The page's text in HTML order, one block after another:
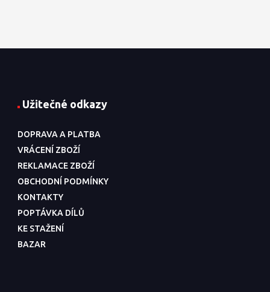
Užitečné odkazy
DOPRAVA A PLATBA
VRÁCENÍ ZBOŽÍ
REKLAMACE ZBOŽÍ
OBCHODNÍ PODMÍNKY
KONTAKTY
POPTÁVKA DÍLŮ
KE STAŽENÍ
BAZAR